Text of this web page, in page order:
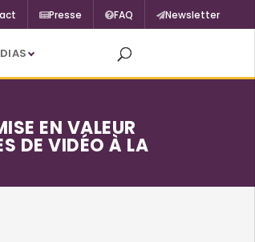
Presse FAQ Newsletter
EN VALEUR
DE VIDÉO À LA